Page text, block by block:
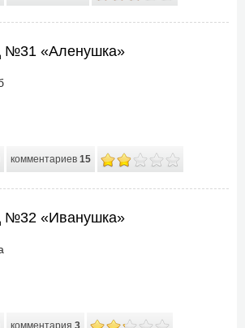
«Аленушка»
комментариев 15
«Иванушка»
комментария 3